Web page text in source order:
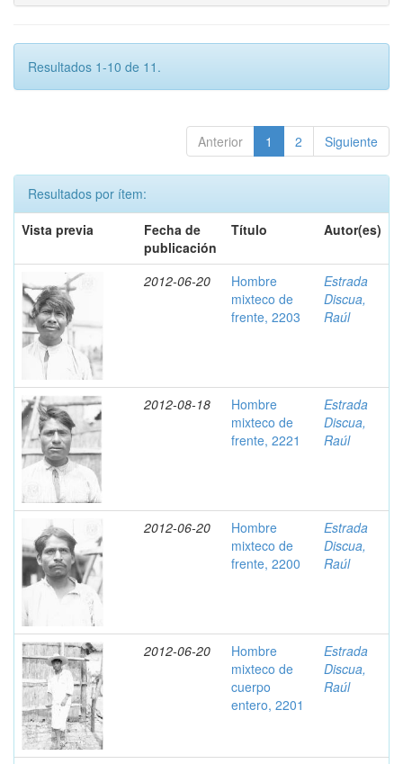
Resultados 1-10 de 11.
Anterior 1 2 Siguiente
Resultados por ítem:
Vista previa
Fecha de
publicación
Título Autor(es)
2012-06-20
Hombre
mixteco de
frente, 2203
Estrada
Discua,
Raúl
2012-08-18
Hombre
mixteco de
frente, 2221
Estrada
Discua,
Raúl
2012-06-20
Hombre
mixteco de
frente, 2200
Estrada
Discua,
Raúl
2012-06-20
Hombre
mixteco de
cuerpo
entero, 2201
Estrada
Discua,
Raúl